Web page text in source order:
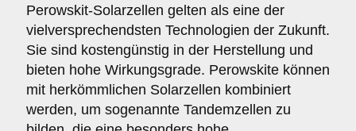
Perowskit-Solarzellen gelten als eine der
vielversprechendsten Technologien der Zukunft.
Sie sind kostengünstig in der Herstellung und
bieten hohe Wirkungsgrade. Perowskite können
mit herkömmlichen Solarzellen kombiniert
werden, um sogenannte Tandemzellen zu